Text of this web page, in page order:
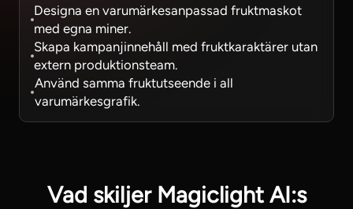
Designa en varumärkesanpassad fruktmaskot
med egna miner.
Skapa kampanjinnehåll med fruktkaraktärer utan
extern produktionsteam.
Använd samma fruktutseende i all
varumärkesgrafik.
Vad skiljer Magiclight AI:s